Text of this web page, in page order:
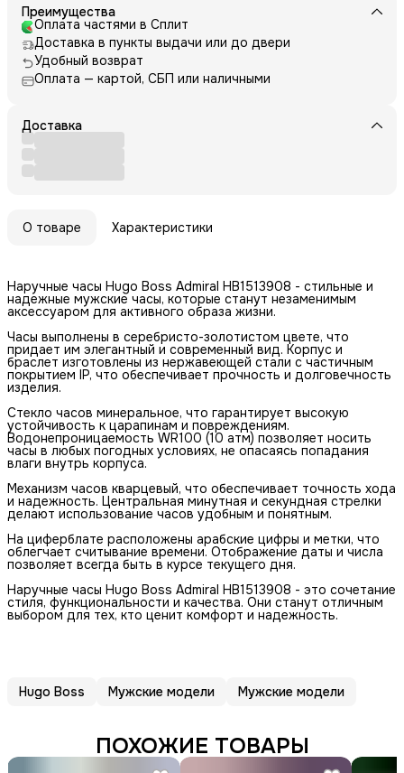
Преимущества
Оплата частями в Сплит
Доставка в пункты выдачи или до двери
Удобный возврат
Оплата — картой, СБП или наличными
Доставка
О товаре Характеристики
Наручные часы Hugo Boss Admiral HB1513908 - стильные и
надежные мужские часы, которые станут незаменимым
аксессуаром для активного образа жизни.
Часы выполнены в серебристо-золотистом цвете, что
придает им элегантный и современный вид. Корпус и
браслет изготовлены из нержавеющей стали с частичным
покрытием IP, что обеспечивает прочность и долговечность
изделия.
Стекло часов минеральное, что гарантирует высокую
устойчивость к царапинам и повреждениям.
Водонепроницаемость WR100 (10 атм) позволяет носить
часы в любых погодных условиях, не опасаясь попадания
влаги внутрь корпуса.
Механизм часов кварцевый, что обеспечивает точность хода
и надежность. Центральная минутная и секундная стрелки
делают использование часов удобным и понятным.
На циферблате расположены арабские цифры и метки, что
облегчает считывание времени. Отображение даты и числа
позволяет всегда быть в курсе текущего дня.
Наручные часы Hugo Boss Admiral HB1513908 - это сочетание
стиля, функциональности и качества. Они станут отличным
выбором для тех, кто ценит комфорт и надежность.
Hugo Boss Мужские модели Мужские модели
ПОХОЖИЕ ТОВАРЫ